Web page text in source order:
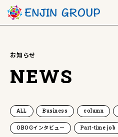
お知らせ
NEWS
ALL Business column
OBOGインタビュー Part-time job